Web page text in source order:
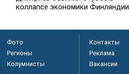
коллапсе экономики Финляндии
Фото
Регионы
Колумнисты
Контакты
Реклама
Вакансии